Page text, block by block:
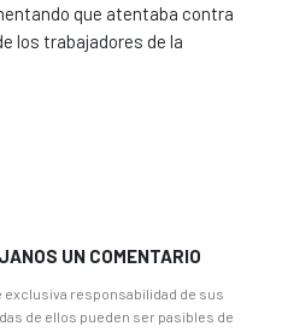
que atentaba contra
los trabajadores de la
UN COMENTARIO
responsabilidad de sus
de ellos pueden ser pasibles de